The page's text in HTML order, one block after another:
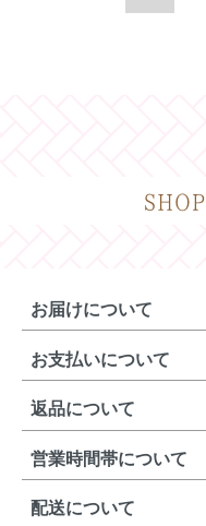
お届けについて
お支払いについて
返品について
営業時間帯について
配送について